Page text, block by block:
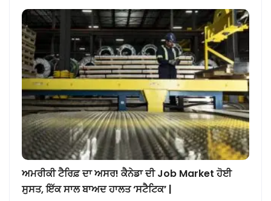
ਅਮਰੀਕੀ ਟੈਰਿਫ਼ ਦਾ ਅਸਰ! ਕੈਨੇਡਾ ਦੀ Job Market ਹੋਈ
ਸੁਸਤ, ਇੱਕ ਸਾਲ ਬਾਅਦ ਹਾਲਤ ‘ਸਟੈਟਿਕ’ |